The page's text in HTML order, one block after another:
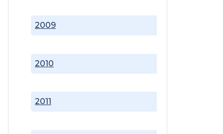
2009
2010
2011